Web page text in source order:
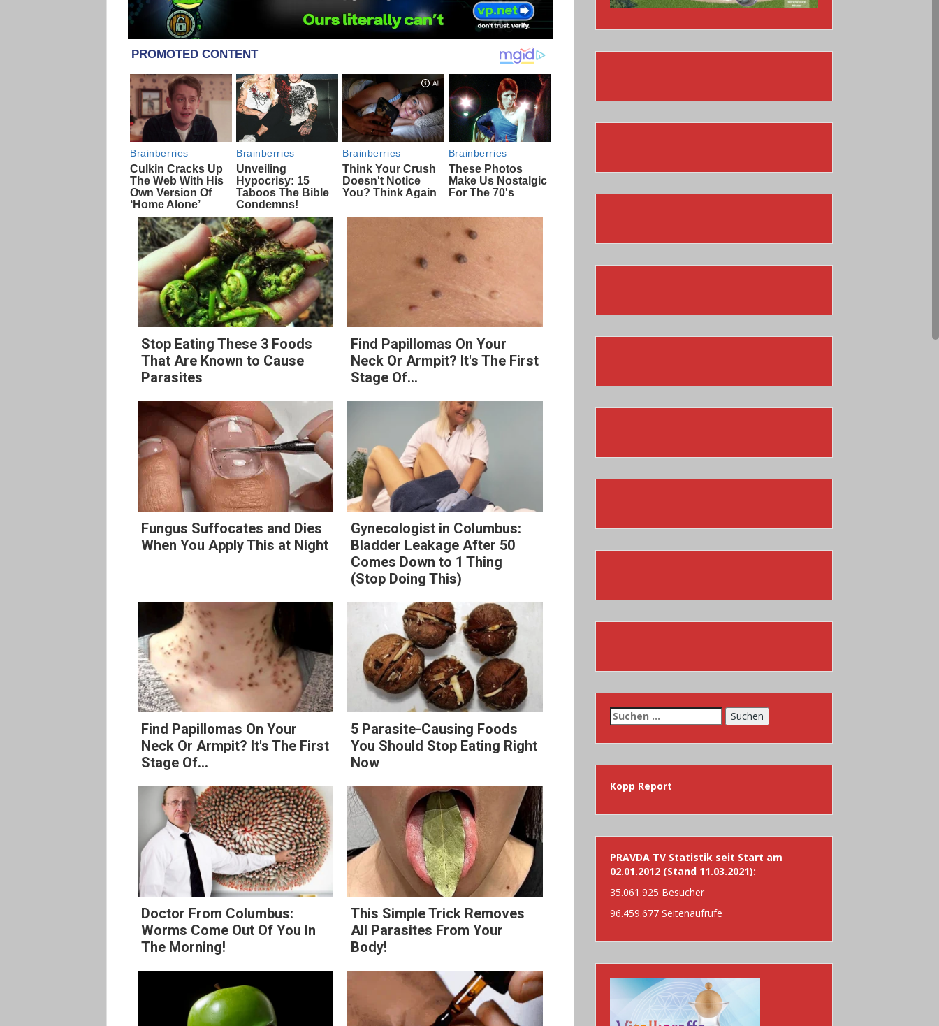
Stop Eating These 3 Foods
That Are Known to Cause
Parasites
Find Papillomas On Your
Neck Or Armpit? It's The First
Stage Of...
Fungus Suffocates and Dies
When You Apply This at Night
Gynecologist in Columbus:
Bladder Leakage After 50
Comes Down to 1 Thing
(Stop Doing This)
Find Papillomas On Your
Neck Or Armpit? It's The First
Stage Of...
5 Parasite-Causing Foods
You Should Stop Eating Right
Now
Doctor From Columbus:
Worms Come Out Of You In
The Morning!
This Simple Trick Removes
All Parasites From Your
Body!
Suchen
nach:
Kopp Report
PRAVDA TV Statistik seit Start am
02.01.2012 (Stand 11.03.2021):
35.061.925 Besucher
96.459.677 Seitenaufrufe